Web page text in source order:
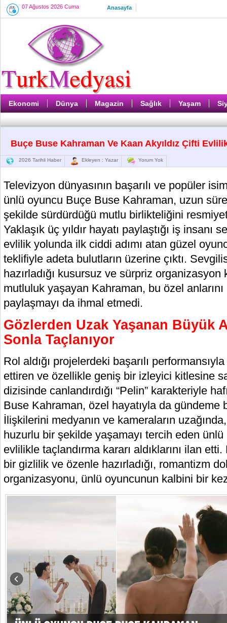
07 Ağustos 2026 Cuma Anasayfa
Ekonomi Dünya Magazin Sağlık Yaşam
Buçe Buse Kahraman Ve Kaan Akyıldız Çifti
2026 Tarihli Haber Ekleyen : Yazar Yorum Yok
Televizyon dünyasının başarılı ve popüler
ünlü oyuncu Buçe Buse Kahraman, uzun
şekilde sürdürdüğü mutlu birlikteliğini
Yaklaşık üç yıldır hayatı paylaştığı iş insanı
evlilik yolunda ilk ciddi adımı atan güzel
teklifiyle adeta bulutların üzerine çıktı.
hazırladığı kusursuz ve sürpriz organizasyon
mutluluk yaşayan Kahraman, bu özel anlarını
paylaşmayı da ihmal etmedi.
Gözlerden Uzak Yaşanan Büyük
Sonla Taçlanıyor
Rol aldığı projelerdeki başarılı
ettiren ve özellikle geniş bir izleyici kitlesine
dizisinde canlandırdığı “Pelin” karakteriyle
Buse Kahraman, özel hayatıyla da gündeme
İlişkilerini medyanın ve kameraların
huzurlu bir şekilde yaşamayı tercih eden
evlilikle taçlandırma kararı aldıklarını ilan etti.
bir gizlilik ve özenle hazırladığı, romantizm
organizasyonu, ünlü oyuncunun kalbini bir